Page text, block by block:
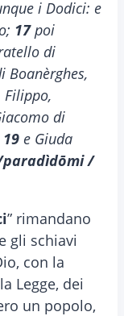
i Dodici: e
17poi
di
Boanèrghes,
Filippo,
di
19 e Giuda
/
” rimandano
gli schiavi
con la
Legge, dei
un popolo,